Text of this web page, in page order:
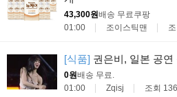
43,300원배송 무료쿠팡
01:00
조이스틱맨
[식품] 권은비, 일본 공연
0원배송 무료.
01:00
Zqisj 조회 136